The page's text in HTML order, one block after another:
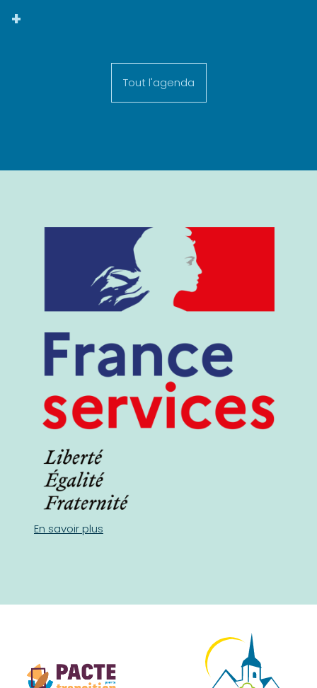
+
Tout l'agenda
En savoir plus